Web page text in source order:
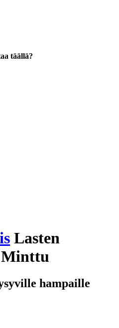
täällä?
Lasten
Minttu
hampaille